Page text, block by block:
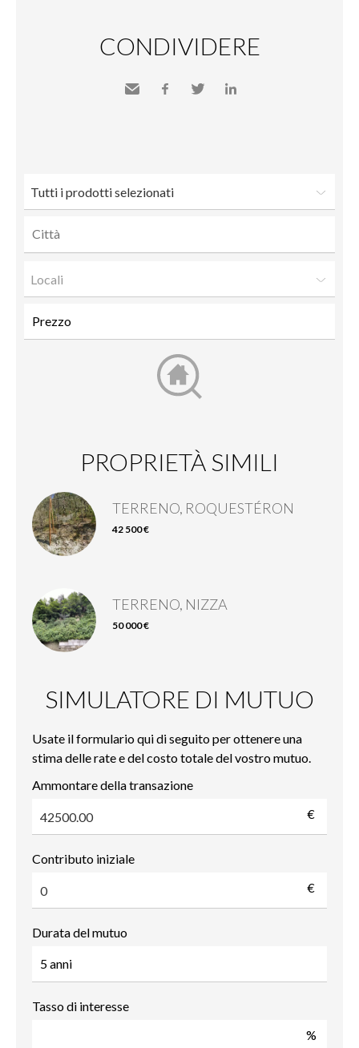
CONDIVIDERE
Tutti i prodotti selezionati
Locali
PROPRIETÀ SIMILI
TERRENO, ROQUESTÉRON
42 500 €
TERRENO, NIZZA
50 000 €
SIMULATORE DI MUTUO
Usate il formulario qui di seguito per ottenere una
stima delle rate e del costo totale del vostro mutuo.
Ammontare della transazione
€
Contributo iniziale
€
Durata del mutuo
Tasso di interesse
%